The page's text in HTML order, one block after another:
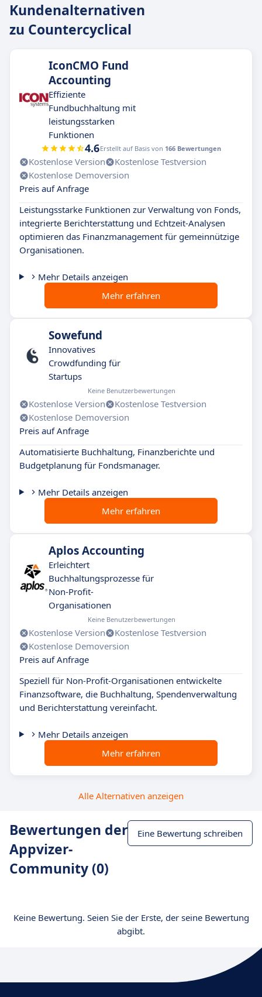
Kundenalternativen
zu Countercyclical
IconCMO Fund
Accounting
Effiziente
Fundbuchhaltung mit
leistungsstarken
Funktionen
4.6Erstellt auf Basis von 166 Bewertungen
Kostenlose Version
Kostenlose Testversion
Kostenlose Demoversion
Preis auf Anfrage
Leistungsstarke Funktionen zur Verwaltung von Fonds,
integrierte Berichterstattung und Echtzeit-Analysen
optimieren das Finanzmanagement für gemeinnützige
Organisationen.
Mehr Details anzeigen
Mehr erfahren
Sowefund
Innovatives
Crowdfunding für
Startups
Keine Benutzerbewertungen
Kostenlose Version
Kostenlose Testversion
Kostenlose Demoversion
Preis auf Anfrage
Automatisierte Buchhaltung, Finanzberichte und
Budgetplanung für Fondsmanager.
Mehr Details anzeigen
Mehr erfahren
Aplos Accounting
Erleichtert
Buchhaltungsprozesse für
Non-Profit-
Organisationen
Keine Benutzerbewertungen
Kostenlose Version
Kostenlose Testversion
Kostenlose Demoversion
Preis auf Anfrage
Speziell für Non-Profit-Organisationen entwickelte
Finanzsoftware, die Buchhaltung, Spendenverwaltung
und Berichterstattung vereinfacht.
Mehr Details anzeigen
Mehr erfahren
Alle Alternativen anzeigen
Bewertungen der
Appvizer-
Community (0)
Eine Bewertung schreiben
Keine Bewertung. Seien Sie der Erste, der seine Bewertung
abgibt.